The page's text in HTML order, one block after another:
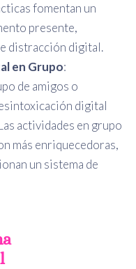
fomentan un
presente,
distracción digital.
en Grupo:
de amigos o
digital
actividades en grupo
más enriquecedoras,
un sistema de